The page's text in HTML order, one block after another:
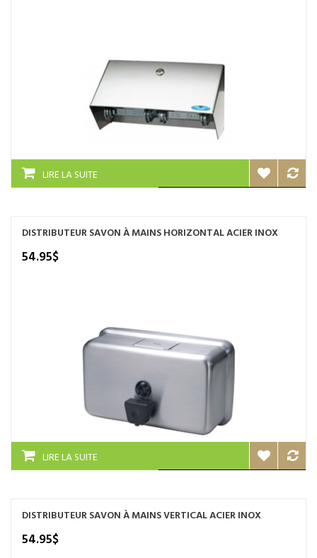
LIRE LA SUITE
DISTRIBUTEUR SAVON À MAINS HORIZONTAL ACIER INOX
54.95$
LIRE LA SUITE
DISTRIBUTEUR SAVON À MAINS VERTICAL ACIER INOX
54.95$